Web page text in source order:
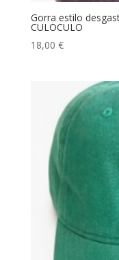
Gorra estilo
CULOCULO
18,00 €